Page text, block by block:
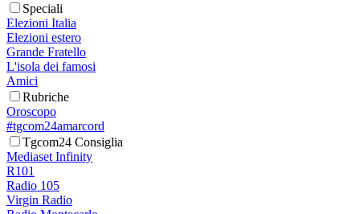
Speciali
Elezioni Italia
Elezioni estero
Grande Fratello
L'isola dei famosi
Amici
Rubriche
Oroscopo
#tgcom24amarcord
Tgcom24 Consiglia
Mediaset Infinity
R101
Radio 105
Virgin Radio